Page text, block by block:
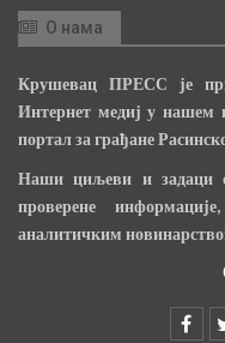
О нама
Крушевац ПРЕСС је
Интернет медиј у нашем
портал за грађане
Наши циљеви и задаци
проверене
аналитичким